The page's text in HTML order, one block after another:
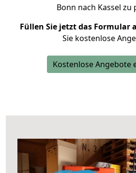
Bonn nach Kassel zu
Füllen Sie jetzt das Formular
Sie kostenlose
Kostenlose Angebote